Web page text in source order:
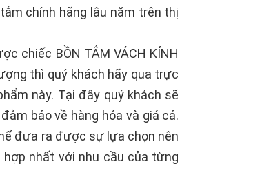
chính hãng lâu năm trên thị
chiếc BỒN TẮM VÁCH KÍNH
thì quý khách hãy qua trực
này. Tại đây quý khách sẽ
bảo về hàng hóa và giá cả.
đưa ra được sự lựa chọn nên
nhất với nhu cầu của từng